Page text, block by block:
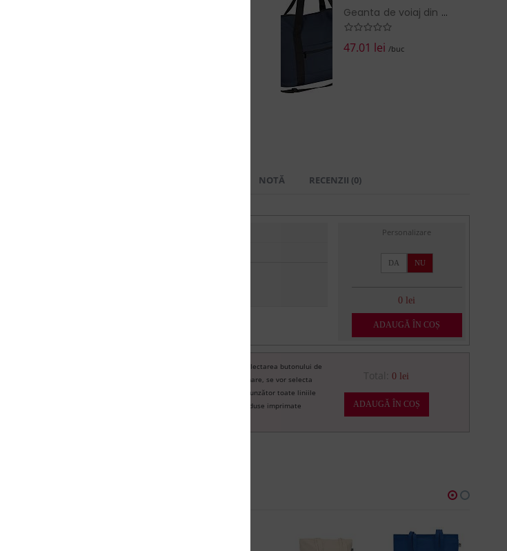
Geanta de voiaj din bumbac reciclat
47.01 lei/buc
NOTĂ RECENZII (0)
Personalizare
DA NU
0 lei
ADAUGĂ ÎN COȘ
Prin selectarea butonului de
imprimare, se vor selecta
corespunzător toate liniile
de produse imprimate
Total:0 lei
ADAUGĂ ÎN COȘ